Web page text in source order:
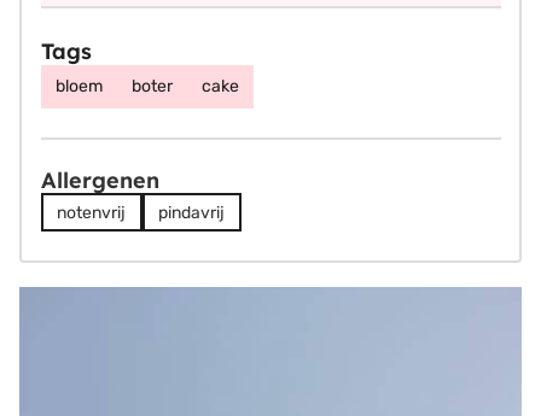
Tags
bloem boter cake
Allergenen
notenvrij pindavrij